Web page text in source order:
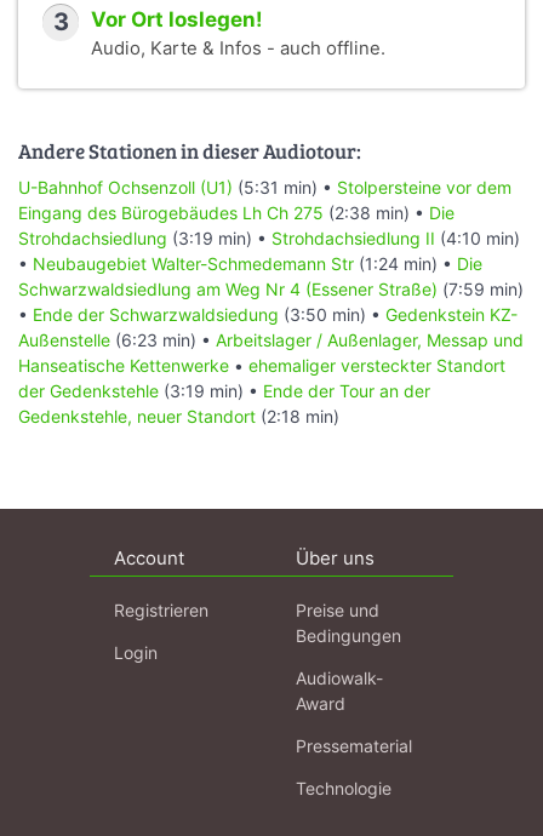
3 Vor Ort loslegen!
Audio, Karte & Infos - auch offline.
Andere Stationen in dieser Audiotour:
U-Bahnhof Ochsenzoll (U1) (5:31 min) • Stolpersteine vor dem
Eingang des Bürogebäudes Lh Ch 275 (2:38 min) • Die
Strohdachsiedlung (3:19 min) • Strohdachsiedlung II (4:10 min)
• Neubaugebiet Walter-Schmedemann Str (1:24 min) • Die
Schwarzwaldsiedlung am Weg Nr 4 (Essener Straße) (7:59 min)
• Ende der Schwarzwaldsiedung (3:50 min) • Gedenkstein KZ-
Außenstelle (6:23 min) • Arbeitslager / Außenlager, Messap und
Hanseatische Kettenwerke • ehemaliger versteckter Standort
der Gedenkstehle (3:19 min) • Ende der Tour an der
Gedenkstehle, neuer Standort (2:18 min)
Account
Registrieren
Login
Über uns
Preise und
Bedingungen
Audiowalk-
Award
Pressematerial
Technologie